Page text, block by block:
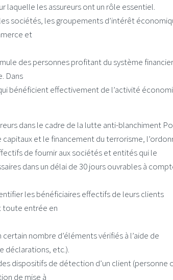
laquelle les assureurs ont un rôle essentiel.
sociétés, les groupements d’intérêt
et
des personnes profitant du système
Dans
bénéficient effectivement de l’activité
dans le cadre de la lutte anti-blanchiment
et le financement du terrorisme,
de fournir aux sociétés et entités qui le
dans un délai de 30 jours ouvrables à
les bénéficiaires effectifs de leurs clients
toute entrée en
nombre d’éléments vérifiés à l’aide de
déclarations, etc.).
dispositifs de détection d’un client (personne
de mise à